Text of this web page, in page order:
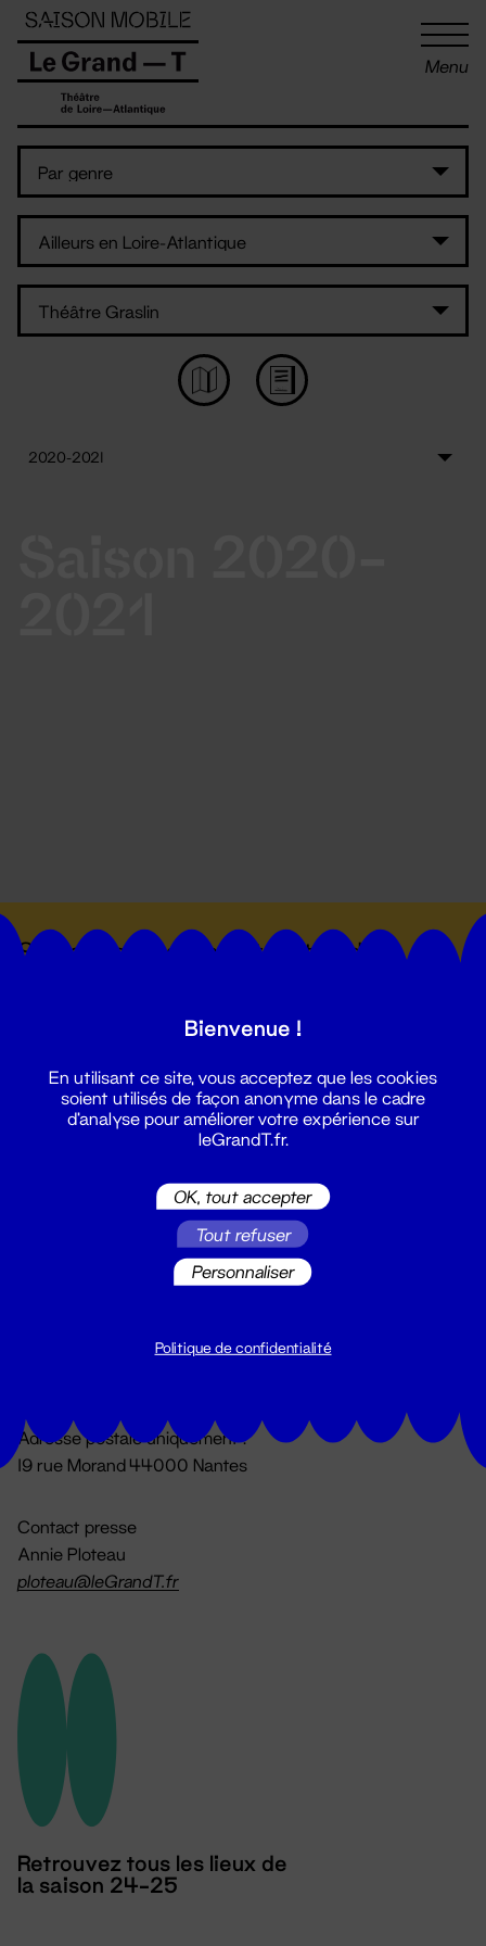
Menu
Suivez toutes les actualités du
Du lundi au vendredi 14h → 18h
Adresse postale uniquement :
19 rue Morand 44000 Nantes
Contact presse
Annie Ploteau
ploteau@leGrandT.fr
Retrouvez tous les lieux de
la saison 24-25
Panneau de gestion des cookies
Bienvenue !
En utilisant ce site, vous acceptez que les cookies
soient utilisés de façon anonyme dans le cadre
d'analyse pour améliorer votre expérience sur
leGrandT.fr.
OK, tout accepter
Tout refuser
Personnaliser
Politique de confidentialité